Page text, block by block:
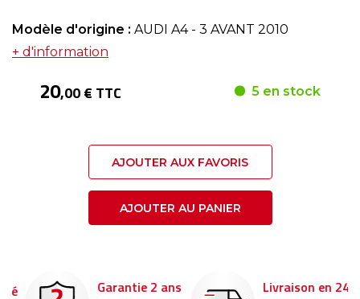
Modèle d'origine : AUDI A4 - 3 AVANT 2010
+ d'information
20,00 € TTC 5 en stock
AJOUTER AUX FAVORIS
AJOUTER AU PANIER
Garantie 2 ans Livraison en 24h